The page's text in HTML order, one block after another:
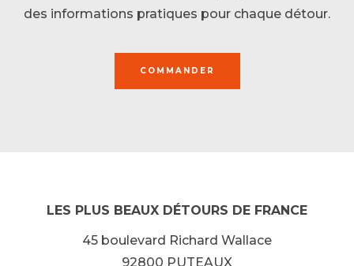
des informations pratiques pour chaque détour.
COMMANDER
LES PLUS BEAUX DÉTOURS DE FRANCE
45 boulevard Richard Wallace
92800 PUTEAUX